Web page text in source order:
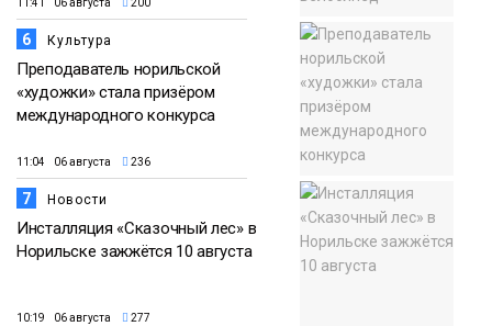
6 Культура
Преподаватель норильской
«художки» стала призёром
международного конкурса
11:04 06 августа 236
7 Новости
Инсталляция «Сказочный лес» в
Норильске зажжётся 10 августа
10:19 06 августа 277